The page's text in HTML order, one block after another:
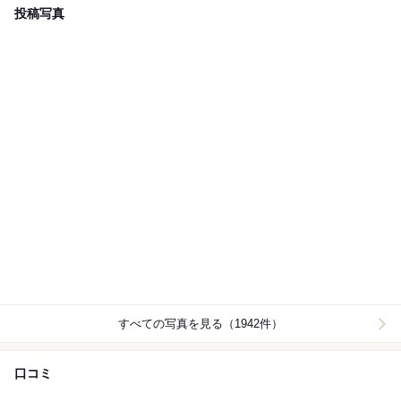
投稿写真
すべての写真を見る（1942件）
口コミ